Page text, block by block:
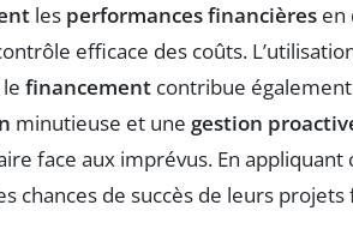
les performances financières en
efficace des coûts.
financement contribue
minutieuse et une gestion
face aux imprévus. En
chances de succès de leurs projets